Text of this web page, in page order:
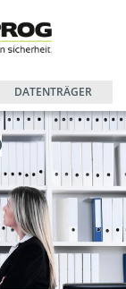
DATENTRÄGER